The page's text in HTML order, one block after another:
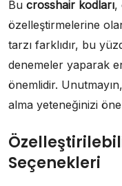
Bu crosshair kodları,
özelleştirmelerine
tarzı farklıdır, bu
denemeler yaparak
önemlidir.
alma yeteneğinizi
Seçenekleri